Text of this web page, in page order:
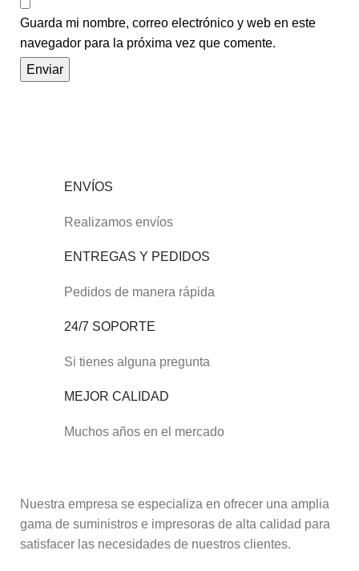
Guarda mi nombre, correo electrónico y web en este
navegador para la próxima vez que comente.
ENVÍOS
Realizamos envíos
ENTREGAS Y PEDIDOS
Pedidos de manera rápida
24/7 SOPORTE
Si tienes alguna pregunta
MEJOR CALIDAD
Muchos años en el mercado
Nuestra empresa se especializa en ofrecer una amplia
gama de suministros e impresoras de alta calidad para
satisfacer las necesidades de nuestros clientes.